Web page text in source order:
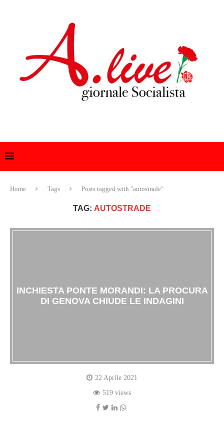
Home Tags Posts tagged with "autostrade"
TAG: AUTOSTRADE
INCHIESTA PONTE MORANDI: LA PROCURA
DI GENOVA CHIUDE LE INDAGINI
22 Aprile 2021
519 views